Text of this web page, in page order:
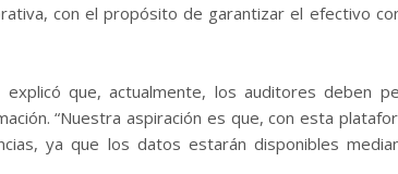
con el propósito de garantizar el efectivo
que, actualmente, los auditores deben
“Nuestra aspiración es que, con esta
ya que los datos estarán disponibles